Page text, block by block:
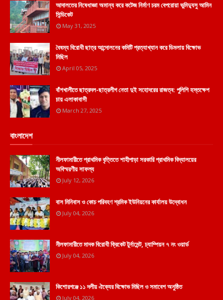
আদালতের নিষেধাজ্ঞা অমান্য করে কটেজ নির্মাণ চরম বেপরোয়া ভুমিদ্যুসু আমিন
সিন্ডিকেট
May 31, 2025
বৈষম্য বিরোধী ছাত্র আন্দোলনের কমিটি প্রত্যাখ্যান করে ডিমলায় বিক্ষোভ
মিছিল
April 05, 2025
বাঁশখালীতে ছাত্রদল-ছাত্রলীগ নেতা দুই সহোদরের রাজত্ব: পুলিশি হস্তক্ষেপ
চায় এলাকাবাসী
March 27, 2025
বাংলাদেশ
নীলফামারীতে প্রাথমিক বৃত্তিতে শাহীপাড়া সরকারি প্রাথমিক বিদ্যালয়ের
অবিস্মরণীয় সাফল্য
July 12, 2026
বাস মিনিবাস ও কোচ পরিবহণ শ্রমিক ইউনিয়নের কার্যালয় উদ্বোধন
July 04, 2026
নীলফামারীতে মাদক বিরোধী ক্রিকেট টুর্নামেন্ট, চ্যাম্পিয়ন ৭ নং ওয়ার্ড
July 04, 2026
কিশোরগঞ্জে ১১ দলীয় ঐক্যের বিক্ষোভ মিছিল ও সমাবেশ অনুষ্ঠিত
July 04, 2026